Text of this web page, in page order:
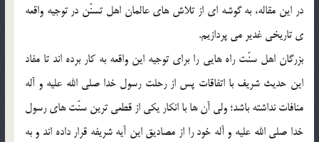
در اين مقاله، به گوشه اي از تلاش هاي عالمان اهل تسنّن در توجيه واقعه
ي تاريخي غدير مي پردازيم.
بزرگان اهل سنّت راه هايي را براي توجيه اين واقعه به كار برده اند تا مفاد
اين حديث شريف با اتفاقات پس از رحلت رسول خدا صلي الله عليه و آله
منافات نداشته باشد؛ ولي آن ها با انكار يكي از قطعي ترين سنّت هاي رسول
خدا صلي الله عليه و آله خود را از مصاديق اين آيه شريفه قرار داده اند و به